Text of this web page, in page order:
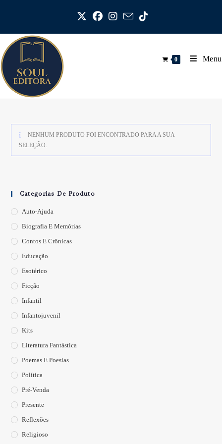
conteúdo
0 Menu
NENHUM PRODUTO FOI ENCONTRADO PARA A SUA
SELEÇÃO.
Categorias De Produto
Auto-Ajuda
Biografia E Memórias
Contos E Crônicas
Educação
Esotérico
Ficção
Infantil
Infantojuvenil
Kits
Literatura Fantástica
Poemas E Poesias
Política
Pré-Venda
Presente
Reflexões
Religioso